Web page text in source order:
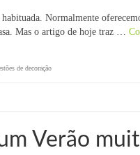
Normalmente
Mas o artigo de hoje traz …
de decoração
Verão